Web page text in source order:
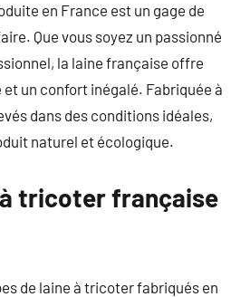
en France est un gage de
Que vous soyez un passionné
la laine française offre
un confort inégalé. Fabriquée à
dans des conditions idéales,
naturel et écologique.
tricoter française
de laine à tricoter fabriqués en